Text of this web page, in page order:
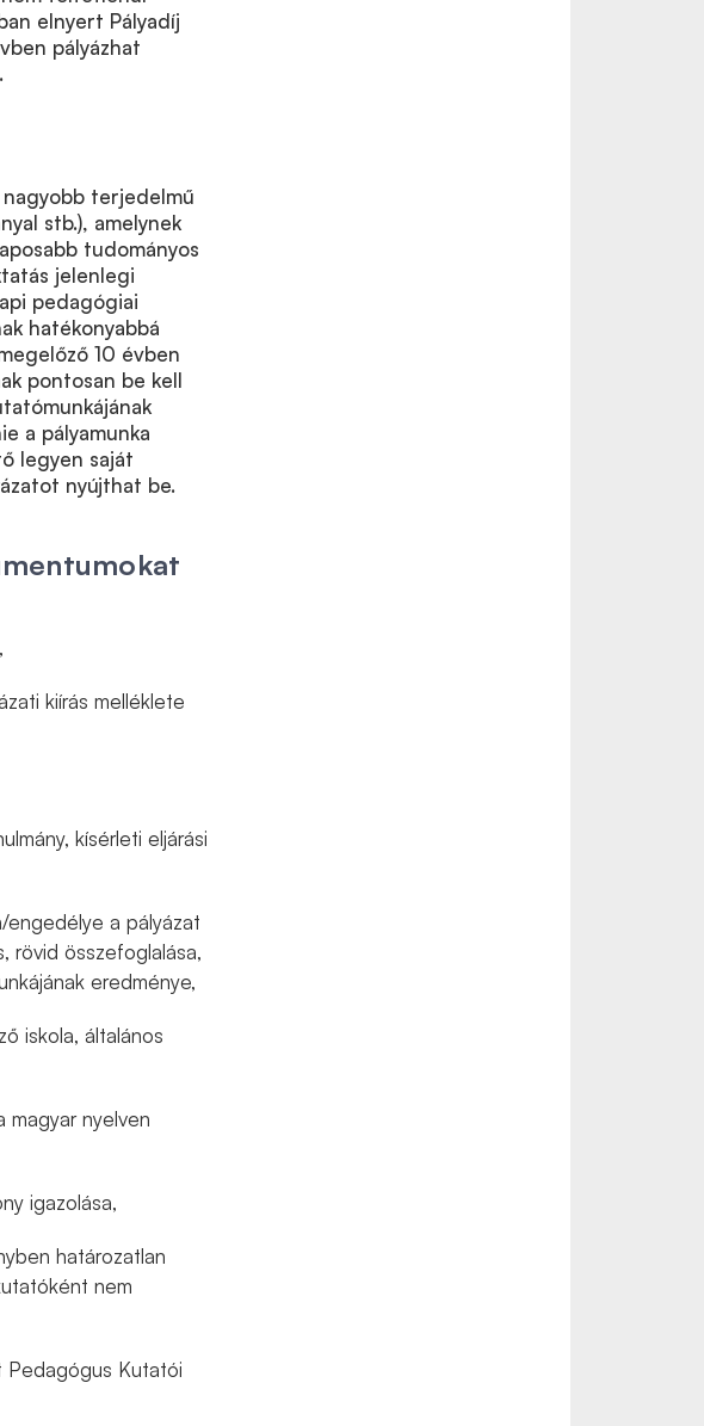
elnyert Pályadíj
pályázhat
nagyobb terjedelmű
stb.), amelynek
tudományos
jelenlegi
pedagógiai
hatékonyabbá
10 évben
pontosan be kell
a pályamunka
legyen saját
nyújthat be.
,
kiírás melléklete
kísérleti eljárási
engedélye a pályázat
rövid összefoglalása,
eredménye,
iskola, általános
magyar nyelven
igazolása,
határozatlan
nem
Pedagógus Kutatói